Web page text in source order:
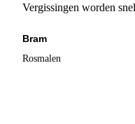
Vergissingen worden
Bram
Rosmalen